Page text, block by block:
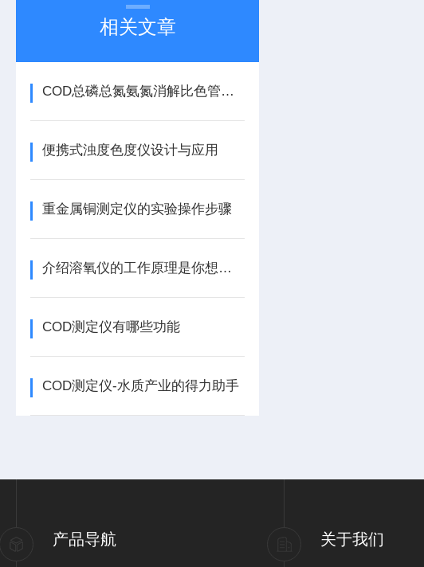
相关文章
COD总磷总氮氨氮消解比色管的快速测定方法
便携式浊度色度仪设计与应用
重金属铜测定仪的实验操作步骤
介绍溶氧仪的工作原理是你想象不到的具体
COD测定仪有哪些功能
COD测定仪-水质产业的得力助手
产品导航 关于我们